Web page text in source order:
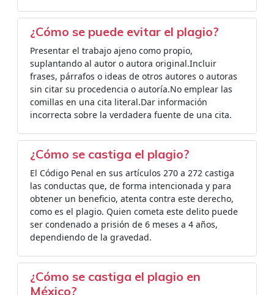
¿Cómo se puede evitar el plagio?
Presentar el trabajo ajeno como propio,
suplantando al autor o autora original.Incluir
frases, párrafos o ideas de otros autores o autoras
sin citar su procedencia o autoría.No emplear las
comillas en una cita literal.Dar información
incorrecta sobre la verdadera fuente de una cita.
¿Cómo se castiga el plagio?
El Código Penal en sus artículos 270 a 272 castiga
las conductas que, de forma intencionada y para
obtener un beneficio, atenta contra este derecho,
como es el plagio. Quien cometa este delito puede
ser condenado a prisión de 6 meses a 4 años,
dependiendo de la gravedad.
¿Cómo se castiga el plagio en
México?